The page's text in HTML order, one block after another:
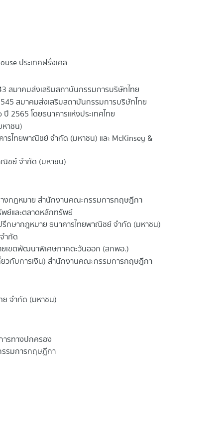
ประเทศฝรั่งเศส
สมาคมส่งเสริมสถาบันกรรมการบริษัทไทย
สมาคมส่งเสริมสถาบันกรรมการบริษัทไทย
2565 โดยธนาคารแห่งประเทศไทย
าชน)
รไทยพาณิชย์ จำกัด (มหาชน) และ McKinsey &
ณิชย์ จำกัด (มหาชน)
งกฎหมาย สำนักงานคณะกรรมการกฤษฎีกา
ย์และตลาดหลักทรัพย์
กษากฎหมาย ธนาคารไทยพาณิชย์ จำกัด (มหาชน)
ำกัด
เขตพัฒนาพิเศษภาคตะวันออก (สกพอ.)
วกับการเงิน) สำนักงานคณะกรรมการกฤษฎีกา
จำกัด (มหาชน)
รทางปกครอง
รมการกฤษฎีกา